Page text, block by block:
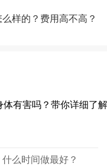
样的？费用高不高？
么时间做最好？